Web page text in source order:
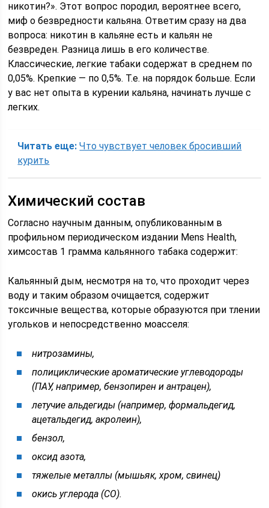
никотин?». Этот вопрос породил, вероятнее всего,
миф о безвредности кальяна. Ответим сразу на два
вопроса: никотин в кальяне есть и кальян не
безвреден. Разница лишь в его количестве.
Классические, легкие табаки содержат в среднем по
0,05%. Крепкие — по 0,5%. Т.е. на порядок больше. Если
у вас нет опыта в курении кальяна, начинать лучше с
легких.
Читать еще: Что чувствует человек бросивший
курить
Химический состав
Согласно научным данным, опубликованным в
профильном периодическом издании Mens Health,
химсостав 1 грамма кальянного табака содержит:
Кальянный дым, несмотря на то, что проходит через
воду и таким образом очищается, содержит
токсичные вещества, которые образуются при тлении
угольков и непосредственно моасселя:
нитрозамины,
полициклические ароматические углеводороды
(ПАУ, например, бензопирен и антрацен),
летучие альдегиды (например, формальдегид,
ацетальдегид, акролеин),
бензол,
оксид азота,
тяжелые металлы (мышьяк, хром, свинец)
окись углерода (СО).